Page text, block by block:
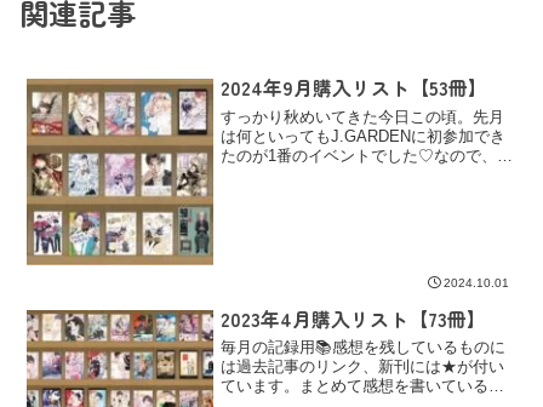
関連記事
2024年9月購入リスト【53冊】
すっかり秋めいてきた今日この頃。先月
は何といってもJ.GARDENに初参加でき
たのが1番のイベントでした♡なので、購
2024.10.01
2023年4月購入リスト【73冊】
毎月の記録用📚感想を残しているものに
は過去記事のリンク、新刊には★が付い
ています。まとめて感想を書いている作